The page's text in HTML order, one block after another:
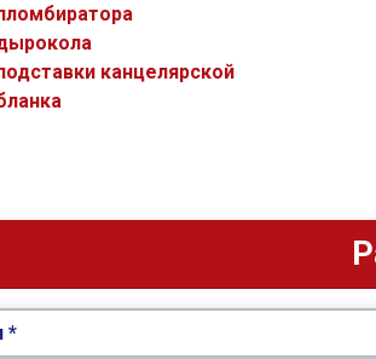
канцелярской
*